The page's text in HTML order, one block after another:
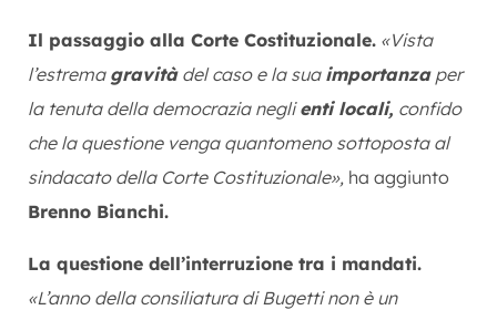
Il passaggio alla Corte Costituzionale. «Vista
l’estrema gravitàdel caso e la sua importanzaper
la tenuta della democrazia neglienti locali, confido
che la questione venga quantomeno sottoposta al
sindacato della Corte Costituzionale», ha aggiunto
Brenno Bianchi.
La questione dell’interruzione tra i mandati.
«L’anno della consiliatura di Bugetti non è un